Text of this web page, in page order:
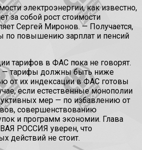
электроэнергии, как известно,
за собой рост стоимости
Сергей Миронов. — Получается,
по повышению зарплат и пенсий
тарифов в ФАС пока не говорят.
— тарифы должны быть ниже
от их индексации в ФАС готовы
если естественные монополии
мер — по избавлению от
совершенствованию
и программ экономии. Глава
РОССИЯ уверен, что
действий не стоит.